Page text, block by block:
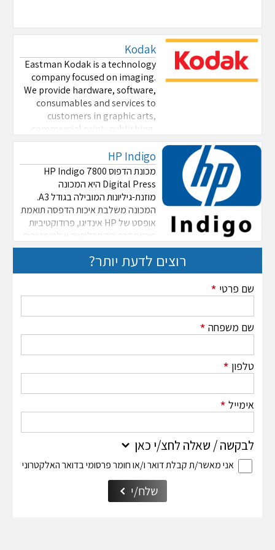
Kodak
Eastman Kodak is a technology
company focused on imaging.
We provide hardware, software,
consumables and services to
customers in graphic arts,
commercial print, publishing,
packaging, electronic displays,
entertainment and commercial
films, and consumer products
markets. With our world-clas ...
HP Indigo
מכונת הדפוס HP Indigo 7800
Digital Press היא המכונה
מוזנת-גיליונות המובילה בגודל A3.
המכונה משלבת איכות הדפסה תואמת
אופסט של HP אינדיגו, פרודוקטיביות
פורצת דרך ורב תכליתיות אולטימטיבית.
מכונת הדפוס HP Indigo 7800
Digital Press היא המכונה המהירה
ביותר בשוק בגודל גיליון 33X48 ס"מ,
רוצים לדעת יותר?
שם פרטי *
שם משפחה *
טלפון *
אימייל *
לבקשה / שאלה לחצ/י כאן
אני מאשר/ת קבלת דואר ו/או חומר פרסומי בדואר האלקטרוני
שלח/י